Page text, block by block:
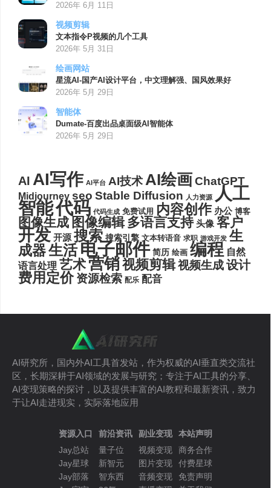
2026年 6月 11日
视频剪辑
文本指令P视频的几个工具
2026年 5月 31日
绘画网站
星流AI-国产AI设计平台，中文理解强、国风效果好
2026年 5月 29日
智能体
Dumate-百度出品桌面级AI智能体
2026年 5月 29日
AI AI写作 AI平台 AI技术AI绘画ChatGPT
Midjourney seo Stable Diffusion 人力资源 人工
智能代码 代码生成 免费试用 内容创作 办公 博客
图像生成 图像编辑 多语言支持 头像 客户
开发 开源 搜索 搜索引擎 文本转语音 求职 游戏开发 生
成器生活电子邮件 简历 绘画 编程 自然
语言处理 艺术营销视频剪辑视频生成设计
费用定价 资源检索 配乐 配音
AI研究所，国内外AI工具首发站，作为权威的AI垂直类交流社
区，长期深耕于AI领域的发展与研究；专注于AI工具的分享、
AI变现策略的探讨，以及提供丰富的AI教程和最新资讯，致力
于让AI走进现实，实际落地应用
资源入口
Jay总站
Jay星球
Jay部落
前沿资讯
量子位
新智元
智东西
副业变现
视频变现
图片变现
音频变现
本站声明
商务合作
付费星球
免责声明